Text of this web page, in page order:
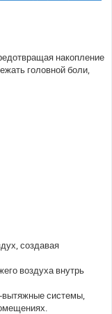
накопление
головной боли,
создавая
воздуха внутрь
системы,